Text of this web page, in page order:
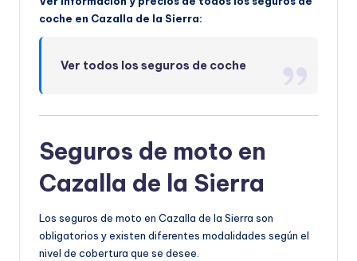
coche en Cazalla de la Sierra:
Ver todos los seguros de coche
Seguros de moto en
Cazalla de la Sierra
Los seguros de moto en Cazalla de la Sierra son
obligatorios y existen diferentes modalidades según el
nivel de cobertura que se desee.